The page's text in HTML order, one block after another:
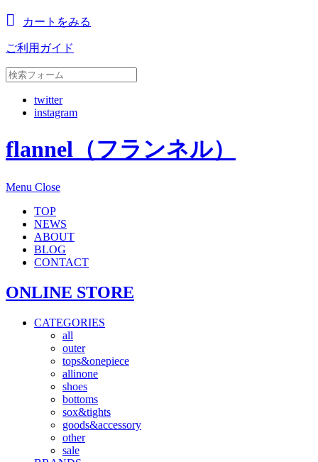
カートをみる
ご利用ガイド
twitter
instagram
flannel（フランネル）
Menu Close
TOP
NEWS
ABOUT
BLOG
CONTACT
ONLINE STORE
CATEGORIES
all
outer
tops&onepiece
allinone
shoes
bottoms
sox&tights
goods&accessory
other
sale